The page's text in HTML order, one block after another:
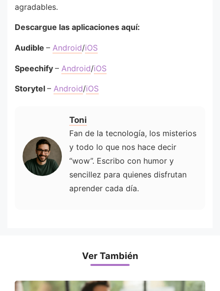
agradables.
Descargue las aplicaciones aquí:
Audible – Android/iOS
Speechify – Android/iOS
Storytel – Android/iOS
Toni
Fan de la tecnología, los misterios
y todo lo que nos hace decir
“wow”. Escribo con humor y
sencillez para quienes disfrutan
aprender cada día.
Ver También